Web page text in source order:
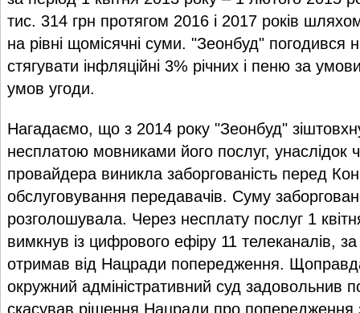
тис. 314 грн протягом 2016 і 2017 років
на рівні щомісячні суми. "Зеонбуд" погодився
стягувати інфляційні 3% річних і пеню за
умов угоди.
Нагадаємо, що з 2014 року "Зеонбуд"
несплатою мовниками його послуг, унаслідок
провайдера виникла заборгованість перед
обслуговування передавачів. Суму
розголошувала. Через несплату послуг 1
вимкнув із цифрового ефіру 11 телеканалів,
отримав від Нацради попередження.
окружний адміністративний суд задовольнив
скасував рішення Нацради про попередження